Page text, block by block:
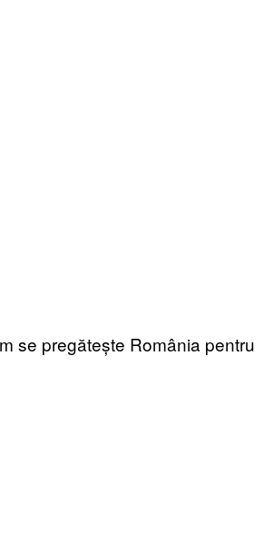
se pregătește România pentru